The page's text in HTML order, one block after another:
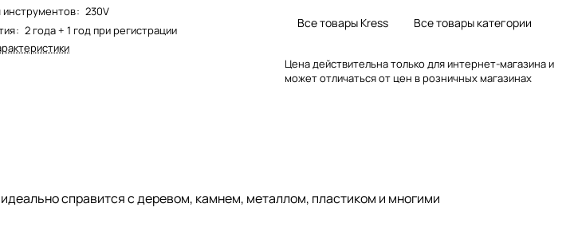
инструментов: 230V
: 2 года + 1 год при регистрации
Все товары Kress Все товары категории
Цена действительна только для интернет-магазина и
может отличаться от цен в розничных магазинах
справится с деревом, камнем, металлом, пластиком и многими